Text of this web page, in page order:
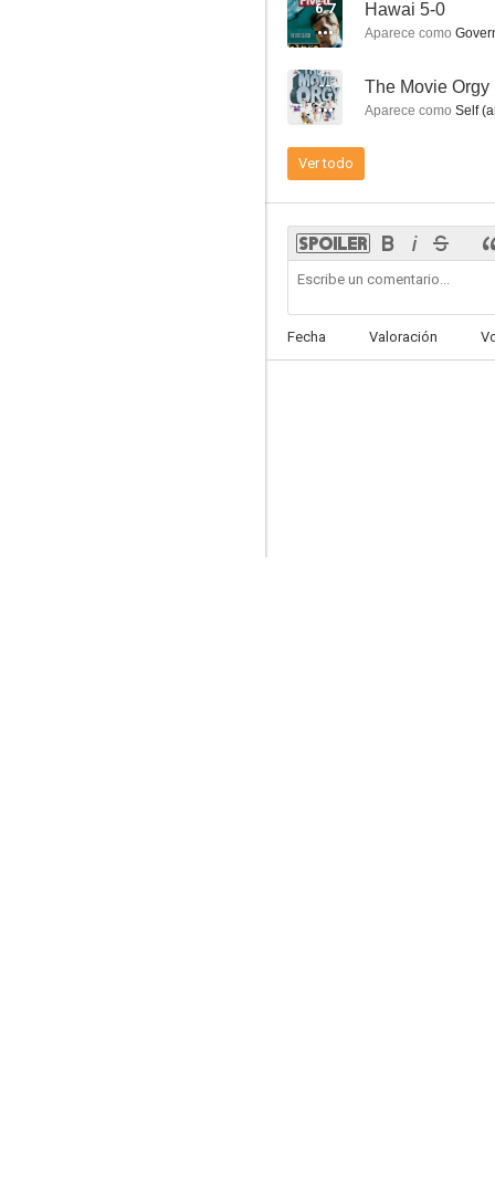
--
--
6.7 Hawai 5-0
Aparece como
-- The Movie Orgy
Aparece como Self
Ver todo
Fecha Valoración